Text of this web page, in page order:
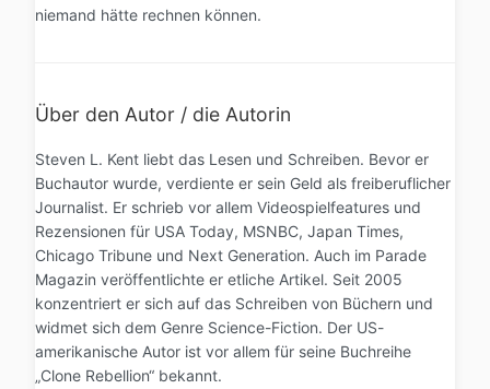
niemand hätte rechnen können.
Über den Autor / die Autorin
Steven L. Kent liebt das Lesen und Schreiben. Bevor er
Buchautor wurde, verdiente er sein Geld als freiberuflicher
Journalist. Er schrieb vor allem Videospielfeatures und
Rezensionen für USA Today, MSNBC, Japan Times,
Chicago Tribune und Next Generation. Auch im Parade
Magazin veröffentlichte er etliche Artikel. Seit 2005
konzentriert er sich auf das Schreiben von Büchern und
widmet sich dem Genre Science-Fiction. Der US-
amerikanische Autor ist vor allem für seine Buchreihe
„Clone Rebellion“ bekannt.